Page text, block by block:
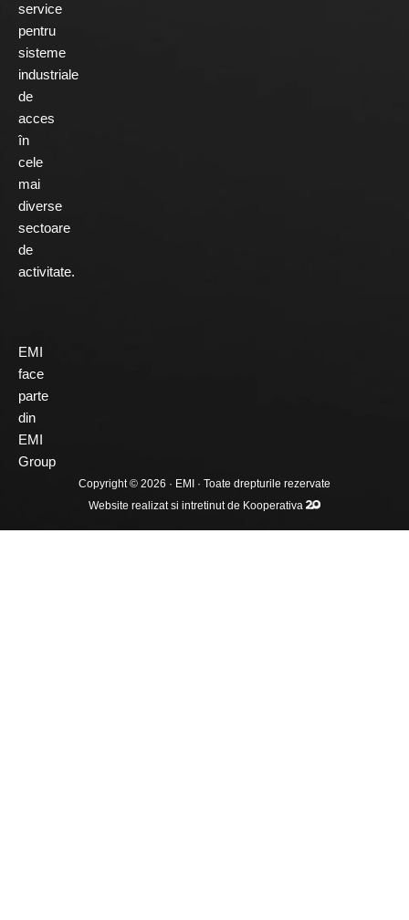
service
pentru
sisteme
industriale
de
acces
în
cele
mai
diverse
sectoare
de
activitate.
EMI
face
parte
din
EMI
Group
Copyright © 2026 · EMI · Toate drepturile rezervate
Website realizat si intretinut de Kooperativa